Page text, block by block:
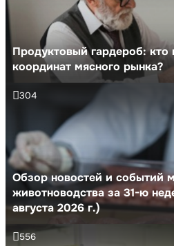
Продуктовый гардероб: кто
координат мясного рынка?
Обзор новостей и событий
животноводства за 31-ю
августа 2026 г.)
304
556